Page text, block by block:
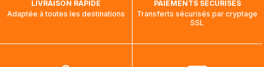
LIVRAISON RAPIDE
Adaptée à toutes les destinations
PAIEMENTS SÉCURISÉS
Transferts sécurisés par cryptage
SSL